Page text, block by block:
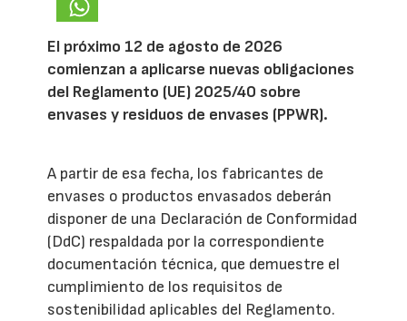
El próximo 12 de agosto de 2026
comienzan a aplicarse nuevas obligaciones
del Reglamento (UE) 2025/40 sobre
envases y residuos de envases (PPWR).
A partir de esa fecha, los fabricantes de
envases o productos envasados deberán
disponer de una Declaración de Conformidad
(DdC) respaldada por la correspondiente
documentación técnica, que demuestre el
cumplimiento de los requisitos de
sostenibilidad aplicables del Reglamento.